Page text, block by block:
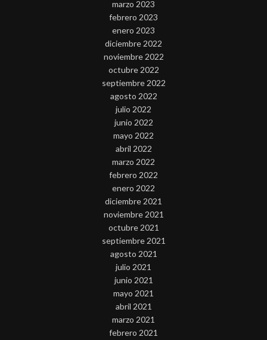
marzo 2023
febrero 2023
enero 2023
diciembre 2022
noviembre 2022
octubre 2022
septiembre 2022
agosto 2022
julio 2022
junio 2022
mayo 2022
abril 2022
marzo 2022
febrero 2022
enero 2022
diciembre 2021
noviembre 2021
octubre 2021
septiembre 2021
agosto 2021
julio 2021
junio 2021
mayo 2021
abril 2021
marzo 2021
febrero 2021